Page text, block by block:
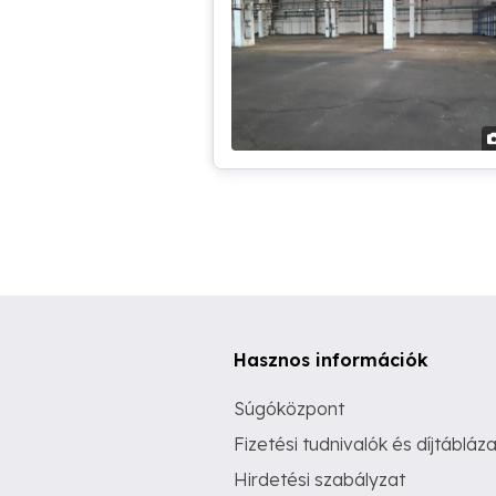
Hasznos információk
Súgóközpont
Fizetési tudnivalók és
Hirdetési szabályzat